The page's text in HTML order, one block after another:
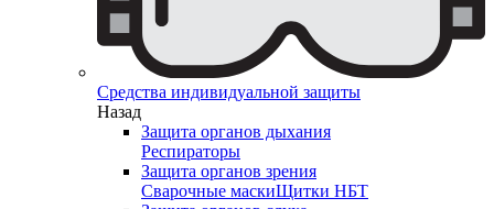
Средства индивидуальной защиты
Назад
Защита органов дыхания
Респираторы
Защита органов зрения
Сварочные маскиЩитки НБТ